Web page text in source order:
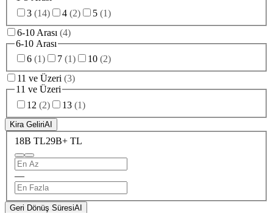
3 (14) 4 (2) 5 (1)
6-10 Arası (4)
6-10 Arası
6 (1) 7 (1) 10 (2)
11 ve Üzeri (3)
11 ve Üzeri
12 (2) 13 (1)
Kira GeliriAI
18B TL29B+ TL
—
Geri Dönüş SüresiAI